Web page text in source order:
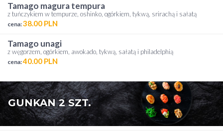
tamago magura tempura
z tuńczykiem w tempurze, oshinko, ogórkiem, tykwą, srirachą i sałatą
cena:38.00 PLN
tamago unagi
z węgorzem, ogórkiem, awokado, tykwą, sałatą i philadelphią
cena:40.00 PLN
GUNKAN 2 SZT.